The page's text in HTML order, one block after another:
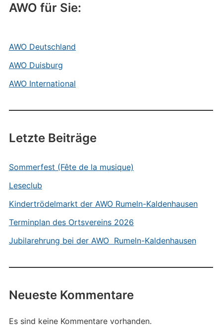
AWO für Sie:
AWO Deutschland
AWO Duisburg
AWO International
Letzte Beiträge
Sommerfest (Fête de la musique)
Leseclub
Kindertrödelmarkt der AWO Rumeln-Kaldenhausen
Terminplan des Ortsvereins 2026
Jubilarehrung bei der AWO Rumeln-Kaldenhausen
Neueste Kommentare
Es sind keine Kommentare vorhanden.